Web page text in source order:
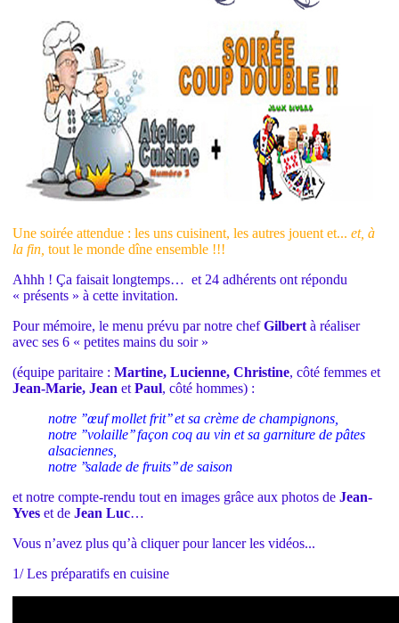
Une soirée attendue : les uns cuisinent, les autres jouent et... et, à
la fin, tout le monde dîne ensemble !!!
Ahhh ! Ça faisait longtemps… et 24 adhérents ont répondu
« présents » à cette invitation.
Pour mémoire, le menu prévu par notre chefGilbert à réaliser
avec ses 6 « petites mains du soir »
(équipe paritaire : Martine, Lucienne, Christine, côté femmes et
Jean-Marie, Jean et Paul, côté hommes) :
notre ’’œuf mollet frit’’ et sa crème de champignons,
notre ’’volaille’’ façon coq au vin et sa garniture de pâtes
alsaciennes,
notre ’’salade de fruits’’ de saison
et notre compte-rendu tout en images grâce aux photos de Jean-
Yves et de Jean Luc…
Vous n’avez plus qu’à cliquer pour lancer les vidéos...
1/ Les préparatifs en cuisine